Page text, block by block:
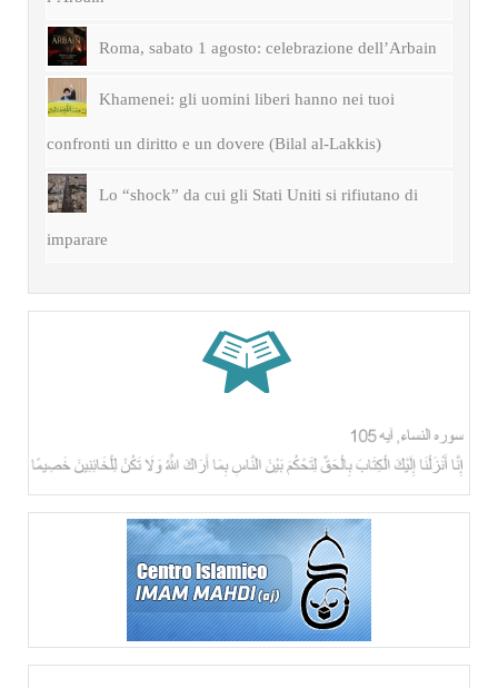
Roma, sabato 1 agosto: celebrazione dell’Arbain
Khamenei: gli uomini liberi hanno nei tuoi
confronti un diritto e un dovere (Bilal al-Lakkis)
Lo “shock” da cui gli Stati Uniti si rifiutano di
imparare